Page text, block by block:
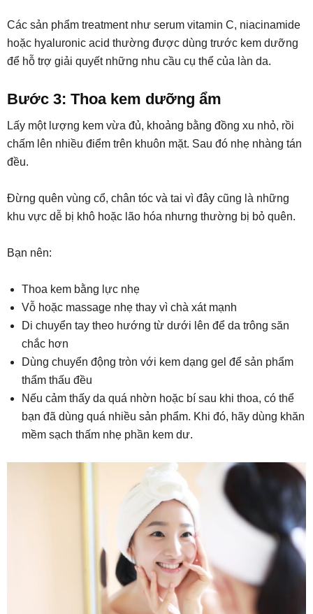
Các sản phẩm treatment như serum vitamin C, niacinamide
hoặc hyaluronic acid thường được dùng trước kem dưỡng
để hỗ trợ giải quyết những nhu cầu cụ thể của làn da.
Bước 3: Thoa kem dưỡng ẩm
Lấy một lượng kem vừa đủ, khoảng bằng đồng xu nhỏ, rồi
chấm lên nhiều điểm trên khuôn mặt. Sau đó nhẹ nhàng tán
đều.
Đừng quên vùng cổ, chân tóc và tai vì đây cũng là những
khu vực dễ bị khô hoặc lão hóa nhưng thường bị bỏ quên.
Bạn nên:
Thoa kem bằng lực nhẹ
Vỗ hoặc massage nhẹ thay vì chà xát mạnh
Di chuyển tay theo hướng từ dưới lên để da trông săn
chắc hơn
Dùng chuyển động tròn với kem dạng gel để sản phẩm
thẩm thấu đều
Nếu cảm thấy da quá nhờn hoặc bí sau khi thoa, có thể
bạn đã dùng quá nhiều sản phẩm. Khi đó, hãy dùng khăn
mềm sạch thấm nhẹ phần kem dư.